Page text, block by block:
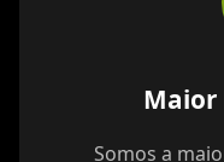
Maior
Somos a